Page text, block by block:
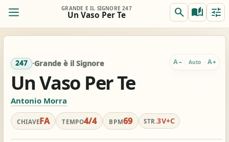
GRANDE È IL SIGNORE 247
Un Vaso Per Te search auto_stories tune
FA FA
FA
Accordi completi Per chitarra: gia comodo
247 ·Grande è il Signore A− Auto A+
Un Vaso Per Te
Antonio Morra
CHIAVEFA TEMPO4/4 BPM69 STR.3V+C